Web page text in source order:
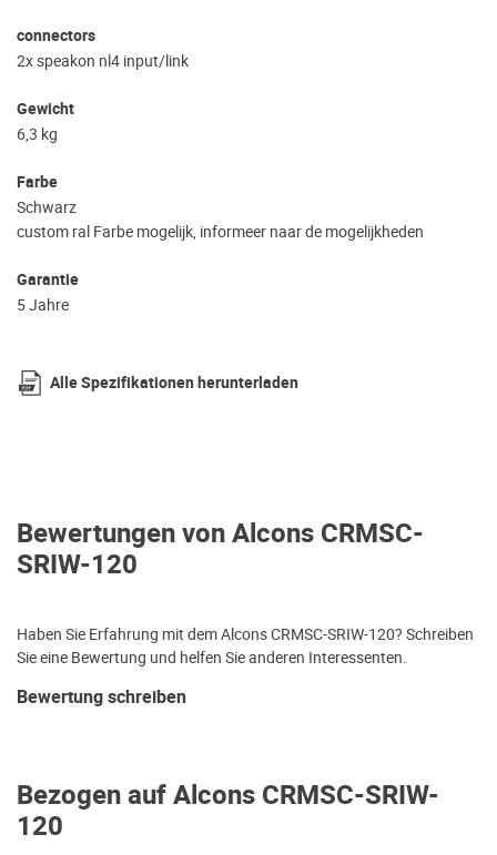
connectors
2x speakon nl4 input/link
Gewicht
6,3 kg
Farbe
Schwarz
custom ral Farbe mogelijk, informeer naar de mogelijkheden
Garantie
5 Jahre
Alle Spezifikationen herunterladen
Bewertungen von Alcons CRMSC-
SRIW-120
Haben Sie Erfahrung mit dem Alcons CRMSC-SRIW-120? Schreiben
Sie eine Bewertung und helfen Sie anderen Interessenten.
Bewertung schreiben
Bezogen auf Alcons CRMSC-SRIW-
120